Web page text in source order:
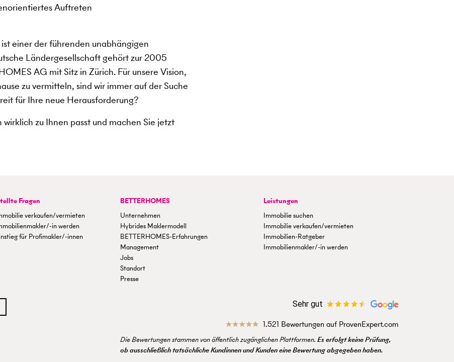
Auftreten
einer der führenden unabhängigen
Ländergesellschaft gehört zur 2005
AG mit Sitz in Zürich. Für unsere Vision,
zu vermitteln, sind wir immer auf der Suche
für Ihre neue Herausforderung?
zu Ihnen passt und machen Sie jetzt
Fragen
verkaufen/vermieten
in werden
für Profimakler/-innen
BETTERHOMES
Unternehmen
Hybrides Maklermodell
BETTERHOMES-Erfahrungen
Management
Jobs
Standort
Presse
Leistungen
Immobilie suchen
Immobilie verkaufen/vermieten
Immobilien-Ratgeber
Immobilienmakler/-in werden
Sehr gut
1.521 Bewertungen auf ProvenExpert.com
Die Bewertungen stammen von öffentlich zugänglichen Plattformen. Es erfolgt keine Prüfung,
ob ausschließlich tatsächliche Kundinnen und Kunden eine Bewertung abgegeben haben.